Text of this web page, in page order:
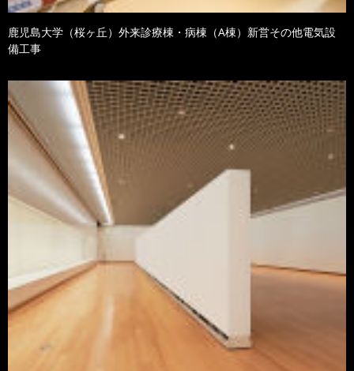
鹿児島大学（桜ヶ丘）外来診療棟・病棟（A棟）新営その他電気設
備工事